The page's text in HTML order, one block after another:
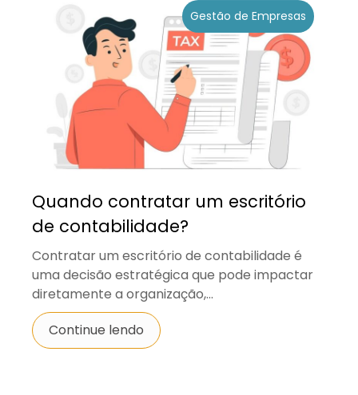
Gestão de Empresas
Quando contratar um escritório
de contabilidade?
Contratar um escritório de contabilidade é
uma decisão estratégica que pode impactar
diretamente a organização,...
Continue lendo